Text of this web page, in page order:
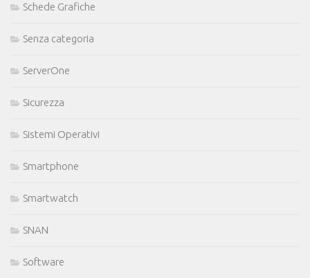
Schede Grafiche
Senza categoria
ServerOne
Sicurezza
Sistemi Operativi
Smartphone
Smartwatch
SNAN
Software